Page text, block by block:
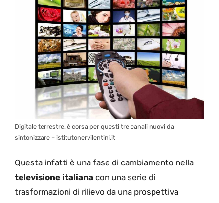
Digitale terrestre, è corsa per questi tre canali nuovi da
sintonizzare – istitutonervilentini.it
Questa infatti è una fase di cambiamento nella
televisione italiana con una serie di
trasformazioni di rilievo da una prospettiva